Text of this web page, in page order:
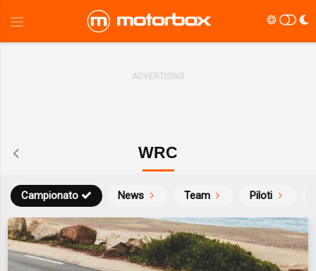
WRC
News
Campionato Team Piloti